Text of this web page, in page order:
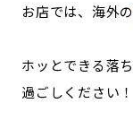
お店では、海外の
ホッとできる落
過ごしください！